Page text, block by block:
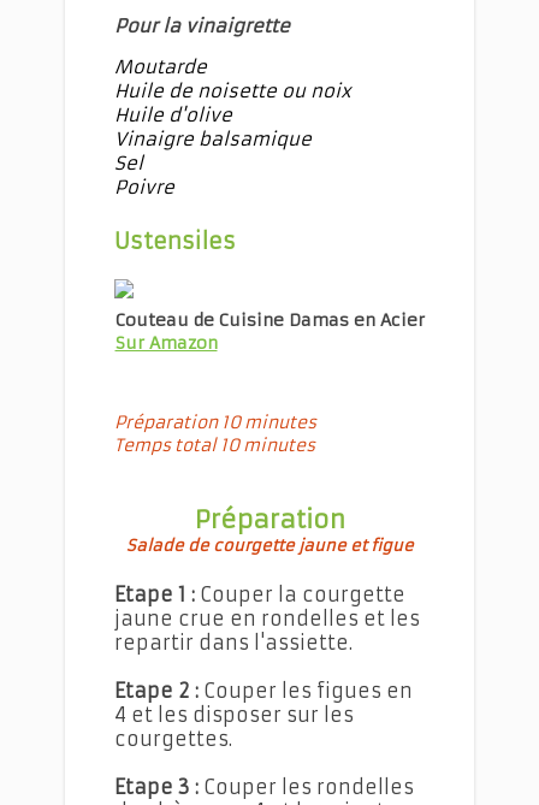
Pour la vinaigrette
Moutarde
Huile de noisette ou noix
Huile d'olive
Vinaigre balsamique
Sel
Poivre
Ustensiles
Couteau de Cuisine Damas en Acier
Sur Amazon
Préparation 10 minutes
Temps total 10 minutes
Préparation
Salade de courgette jaune et figue
Etape 1 : Couper la courgette
jaune crue en rondelles et les
repartir dans l'assiette.
Etape 2 : Couper les figues en
4 et les disposer sur les
courgettes.
Etape 3 : Couper les rondelles